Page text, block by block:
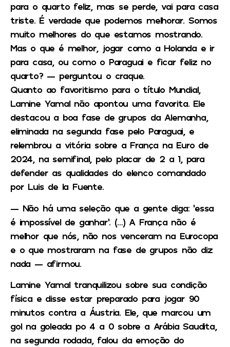
para o quarto feliz, mas se perde, vai para casa
triste. É verdade que podemos melhorar. Somos
muito melhores do que estamos mostrando.
Mas o que é melhor, jogar como a Holanda e ir
para casa, ou como o Paraguai e ficar feliz no
quarto? — perguntou o craque.
Quanto ao favoritismo para o título Mundial,
Lamine Yamal não apontou uma favorita. Ele
destacou a boa fase de grupos da Alemanha,
eliminada na segunda fase pelo Paraguai, e
relembrou a vitória sobre a França na Euro de
2024, na semifinal, pelo placar de 2 a 1, para
defender as qualidades do elenco comandado
por Luis de la Fuente.
— Não há uma seleção que a gente diga: ‘essa
é impossível de ganhar’. (…) A França não é
melhor que nós, não nos venceram na Eurocopa
e o que mostraram na fase de grupos não diz
nada — afirmou.
Lamine Yamal tranquilizou sobre sua condição
física e disse estar preparado para jogar 90
minutos contra a Áustria. Ele, que marcou um
gol na goleada po 4 a 0 sobre a Arábia Saudita,
na segunda rodada, falou da emoção do